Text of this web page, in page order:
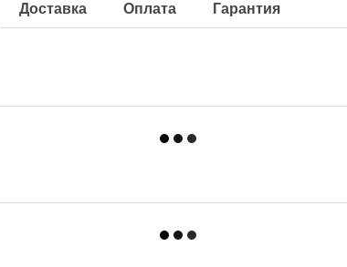
Доставка Оплата Гарантия